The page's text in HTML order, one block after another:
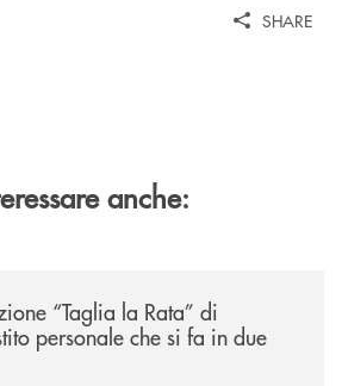
SHARE
anche:
“Taglia la Rata” di
personale che si fa in due